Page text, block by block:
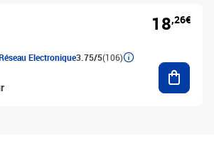
Electronique3.75/5(106)
18,26€